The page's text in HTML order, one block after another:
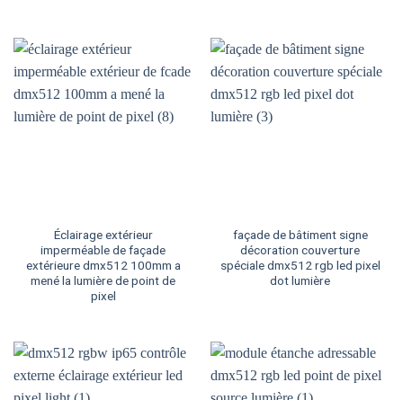
Éclairage extérieur
imperméable de façade
extérieure dmx512 100mm a
mené la lumière de point de
pixel
façade de bâtiment signe
décoration couverture
spéciale dmx512 rgb led pixel
dot lumière